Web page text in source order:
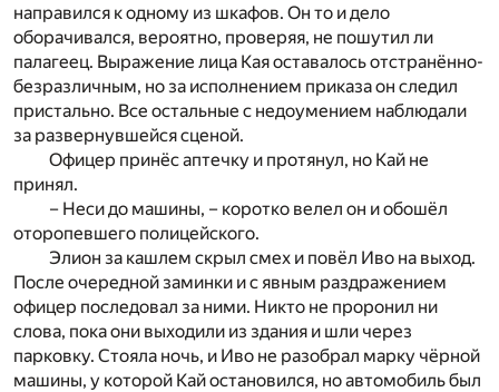
направился к одному из шкафов. Он то и дело
оборачивался, вероятно, проверяя, не пошутил ли
палагеец. Выражение лица Кая оставалось отстранённо-
безразличным, но за исполнением приказа он следил
пристально. Все остальные с недоумением наблюдали
за развернувшейся сценой.
Офицер принёс аптечку и протянул, но Кай не
принял.
– Неси до машины, – коротко велел он и обошёл
оторопевшего полицейского.
Элион за кашлем скрыл смех и повёл Иво на выход.
После очередной заминки и с явным раздражением
офицер последовал за ними. Никто не проронил ни
слова, пока они выходили из здания и шли через
парковку. Стояла ночь, и Иво не разобрал марку чёрной
машины, у которой Кай остановился, но автомобиль был